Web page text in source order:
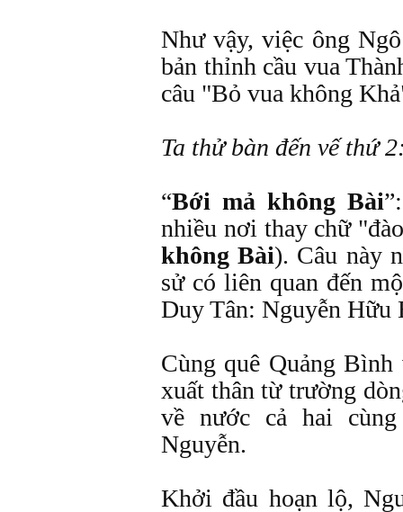
Như vậy, việc ông
bản thỉnh cầu vua
câu "Bỏ vua không
Ta thử bàn đến vế thứ
“Bới mả không Bài
nhiều nơi thay chữ
không Bài). Câu này
sử có liên quan đến
Duy Tân: Nguyễn Hữu
Cùng quê Quảng
xuất thân từ trường
về nước cả hai
Nguyễn.
Khởi đầu hoạn lộ,